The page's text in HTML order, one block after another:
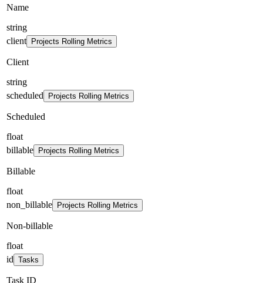
Name
string
client
Projects Rolling Metrics
Client
string
scheduled
Projects Rolling Metrics
Scheduled
float
billable
Projects Rolling Metrics
Billable
float
non_billable
Projects Rolling Metrics
Non-billable
float
id Tasks
Task ID